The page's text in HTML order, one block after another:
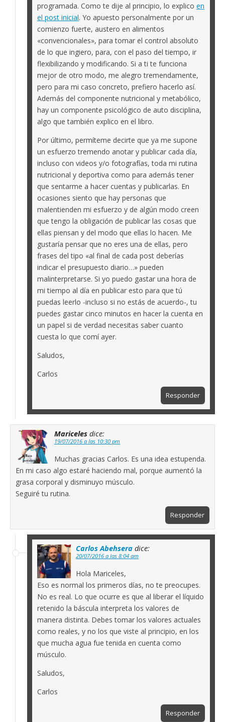
programada. Como te dije al principio, lo explico en
el post inicial. Yo apuesto personalmente por un
comienzo fuerte, austero en alimentos
«convencionales», para tomar el control absoluto
de lo que ingiero, para, con el paso del tiempo, ir
flexibilizando y modificando. Si a ti te funciona
mejor de otro modo, me alegro tremendamente,
pero para mi caso concreto, prefiero hacerlo así.
Además del componente nutricional y metabólico,
hay un componente psicológico de auto disciplina,
algo que también explico en el libro.
Por último, permíteme decirte que ya me supone
un esfuerzo tremendo anotar y publicar cada día,
incluso con videos y/o fotografías, toda mi rutina
nutricional y deportiva como para además tener
que sentarme a hacer cuentas y publicarlas. En
ocasiones siento que hay personas que
malentienden mi esfuerzo y de algún modo creen
que tengo la obligación de publicar las cosas que
ellas piensan y del modo que ellas lo hacen. Me
gustaría pensar que no eres una de ellas, pero
frases del tipo «al final de cada post deberías
indicar el presupuesto diario…» pueden
malinterpretarse. Si yo puedo gastar una hora de
mi tiempo al día en publicar esto para que tú
puedas leerlo -incluso si no estás de acuerdo-, tu
puedes gastar cinco minutos en hacer la cuenta en
un papel si de verdad necesitas saber cuanto
cuesta lo que comí ayer.
Saludos,
Carlos
Responder
Mariceles dice:
19/07/2016 a las 10:30 pm
Muchas gracias Carlos. Es una idea estupenda.
En mi caso algo estaré haciendo mal, porque aumentó la
grasa corporal y disminuyo músculo.
Seguiré tu rutina.
Responder
Carlos Abehsera dice:
20/07/2016 a las 8:04 am
Hola Mariceles,
Eso es normal los primeros días, no te preocupes.
No es real. Lo que ocurre es que al liberar el líquido
retenido la báscula interpreta los valores de
manera distinta. Debes tomar los valores actuales
como reales, y no los que viste al principio, en los
que mucha agua fue tenida en cuenta como
músculo.
Saludos,
Carlos
Responder